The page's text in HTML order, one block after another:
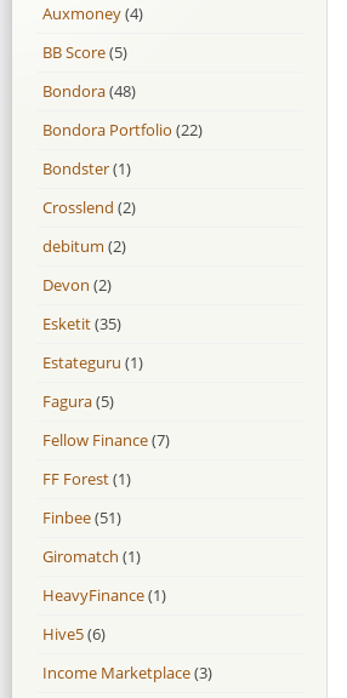
Auxmoney(4)
BB Score(5)
Bondora(48)
Bondora Portfolio (22)
Bondster(1)
Crosslend (2)
debitum (2)
Devon (2)
Esketit(35)
Estateguru (1)
Fagura(5)
Fellow Finance(7)
FF Forest(1)
Finbee(51)
Giromatch (1)
HeavyFinance(1)
Hive5(6)
Income Marketplace(3)